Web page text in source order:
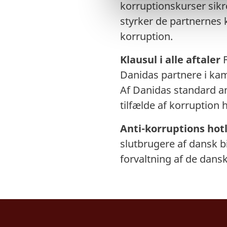
korruptionskurser
styrker de partnernes
korruption.
Klausul i alle aftaler
Danidas partnere i
Af Danidas standard
tilfælde af korruption
Anti-korruptions
slutbrugere af dansk
forvaltning af de